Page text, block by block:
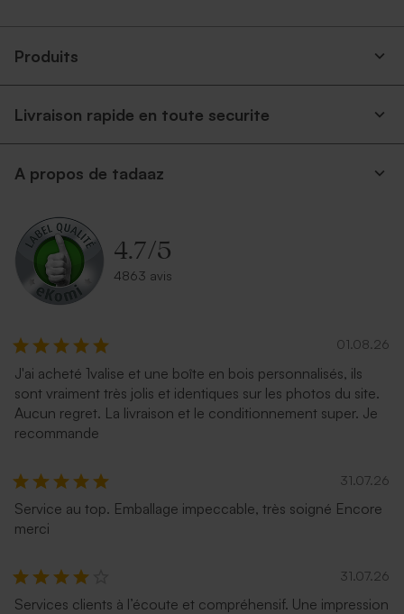
Produits
Livraison rapide en toute securite
A propos de tadaaz
4.7/5
4863 avis
01.08.26
J'ai acheté 1valise et une boîte en bois personnalisés, ils
sont vraiment très jolis et identiques sur les photos du site.
Aucun regret. La livraison et le conditionnement super. Je
recommande
31.07.26
Service au top. Emballage impeccable, très soigné Encore
merci
31.07.26
Services clients à l’écoute et compréhensif. Une impression